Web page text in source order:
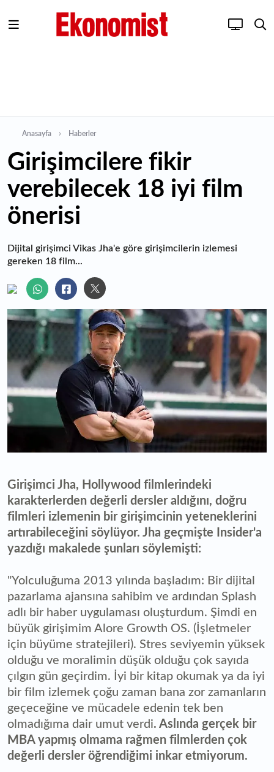
Anasayfa Haberler
Girişimcilere fikir
verebilecek 18 iyi film
önerisi
Dijital girişimci Vikas Jha'e göre girişimcilerin izlemesi
gereken 18 film...
Girişimci Jha, Hollywood filmlerindeki
karakterlerden değerli dersler aldığını, doğru
filmleri izlemenin bir girişimcinin yeteneklerini
artırabileceğini söylüyor. Jha geçmişte Insider'a
yazdığı makalede şunları söylemişti:
"Yolculuğuma 2013 yılında başladım: Bir dijital
pazarlama ajansına sahibim ve ardından Splash
adlı bir haber uygulaması oluşturdum. Şimdi en
büyük girişimim Alore Growth OS. (İşletmeler
için büyüme stratejileri). Stres seviyemin yüksek
olduğu ve moralimin düşük olduğu çok sayıda
çılgın gün geçirdim. İyi bir kitap okumak ya da iyi
bir film izlemek çoğu zaman bana zor zamanların
geçeceğine ve mücadele edenin tek ben
olmadığıma dair umut verdi. Aslında gerçek bir
MBA yapmış olmama rağmen filmlerden çok
değerli dersler öğrendiğimi inkar etmiyorum.